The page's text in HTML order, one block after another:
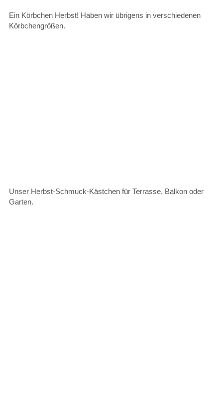
Ein Körbchen Herbst! Haben wir übrigens in verschiedenen
Körbchengrößen.
Unser Herbst-Schmuck-Kästchen für Terrasse, Balkon oder
Garten.